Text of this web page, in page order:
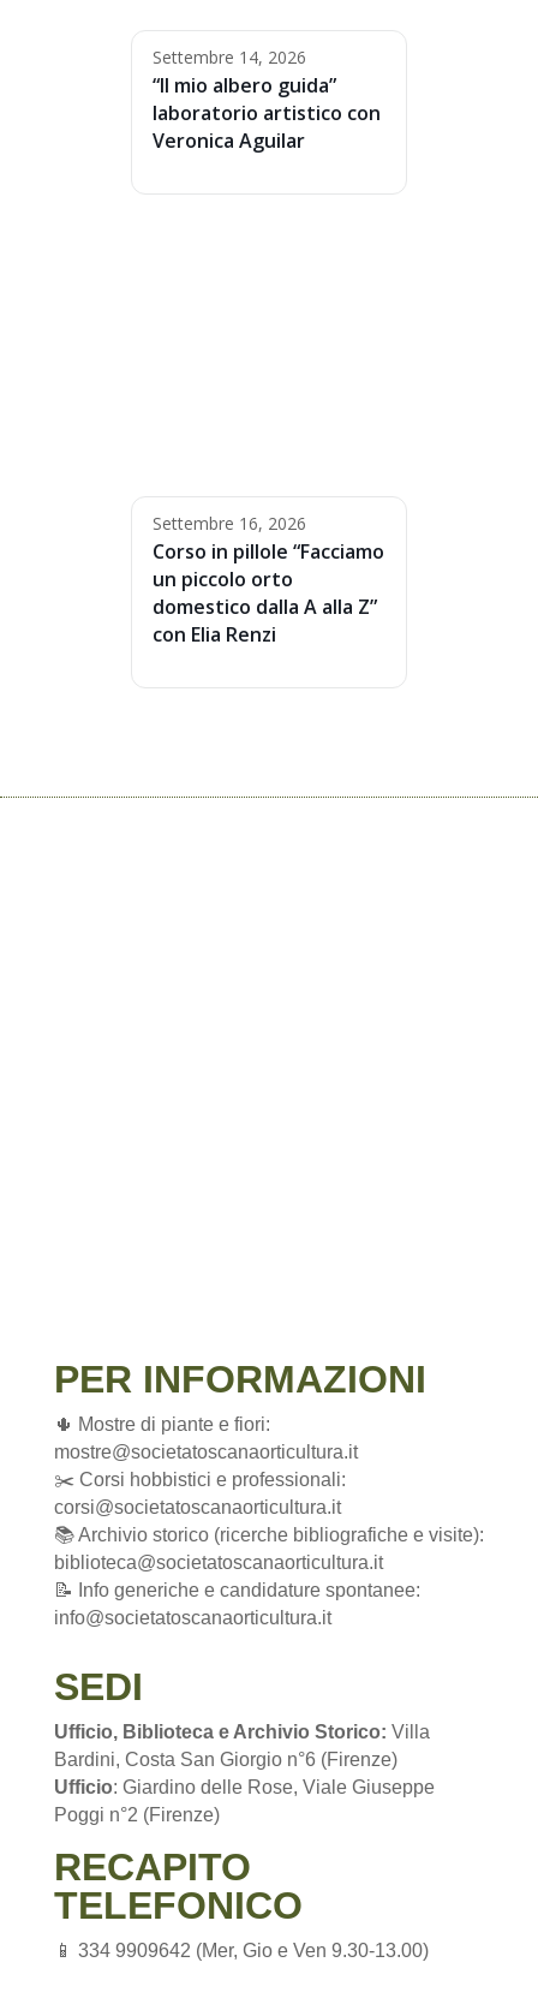
Settembre 14, 2026
“Il mio albero guida”
laboratorio artistico con
Veronica Aguilar
Settembre 16, 2026
Corso in pillole “Facciamo
un piccolo orto
domestico dalla A alla Z”
con Elia Renzi
PER INFORMAZIONI
🌵 Mostre di piante e fiori:
mostre@societatoscanaorticultura.it
✂️ Corsi hobbistici e professionali:
corsi@societatoscanaorticultura.it
📚 Archivio storico (ricerche bibliografiche e visite):
biblioteca@societatoscanaorticultura.it
📝 Info generiche e candidature spontanee:
info@societatoscanaorticultura.it
SEDI
Ufficio, Biblioteca e Archivio Storico: Villa
Bardini, Costa San Giorgio n°6 (Firenze)
Ufficio: Giardino delle Rose, Viale Giuseppe
Poggi n°2 (Firenze)
RECAPITO
TELEFONICO
📱 334 9909642 (Mer, Gio e Ven 9.30-13.00)